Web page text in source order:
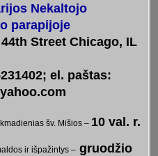
Nekaltojo
parapijoje
Street Chicago, IL
el. paštas:
šv. Mišios – 10 val. r.
ir išpažintys –gruodžio